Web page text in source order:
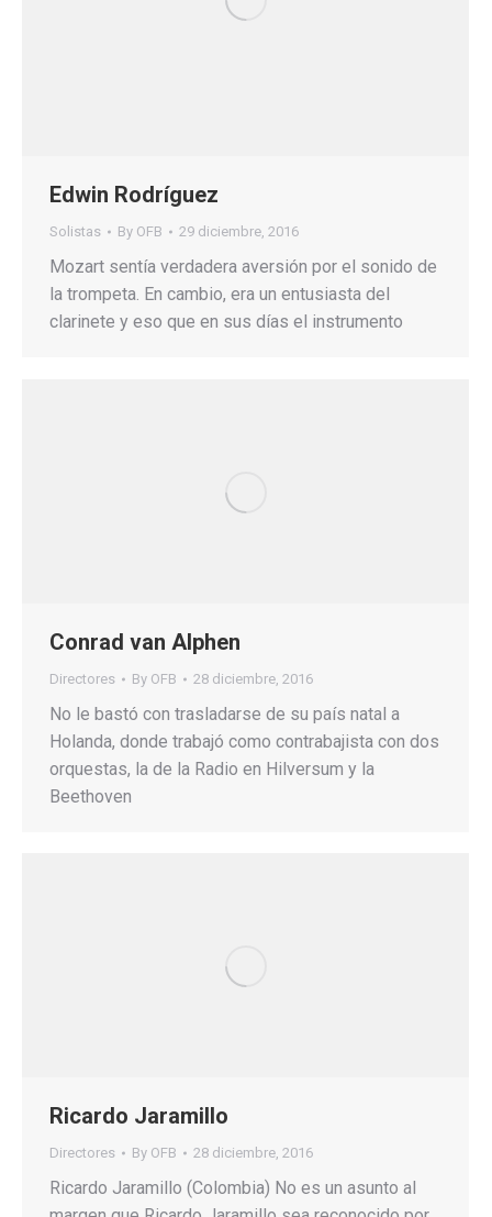
Edwin Rodríguez
Solistas By OFB 29 diciembre, 2016
Mozart sentía verdadera aversión por el sonido de
la trompeta. En cambio, era un entusiasta del
clarinete y eso que en sus días el instrumento
Conrad van Alphen
Directores By OFB 28 diciembre, 2016
No le bastó con trasladarse de su país natal a
Holanda, donde trabajó como contrabajista con dos
orquestas, la de la Radio en Hilversum y la
Beethoven
Ricardo Jaramillo
Directores By OFB 28 diciembre, 2016
Ricardo Jaramillo (Colombia) No es un asunto al